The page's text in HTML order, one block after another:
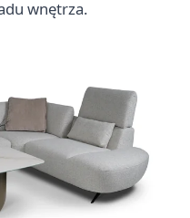
wnętrza.